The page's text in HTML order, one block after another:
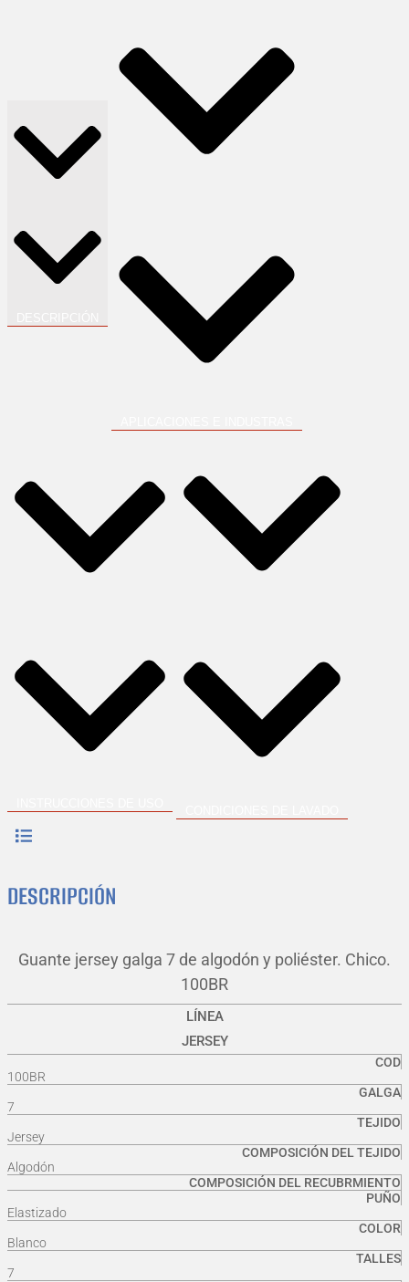
DESCRIPCIÓN
Guante jersey galga 7 de algodón y poliéster. Chico.
100BR
LÍNEA
JERSEY
COD
100BR
GALGA
7
TEJIDO
Jersey
COMPOSICIÓN DEL TEJIDO
Algodón
COMPOSICIÓN DEL RECUBRMIENTO
PUÑO
Elastizado
COLOR
Blanco
TALLES
7